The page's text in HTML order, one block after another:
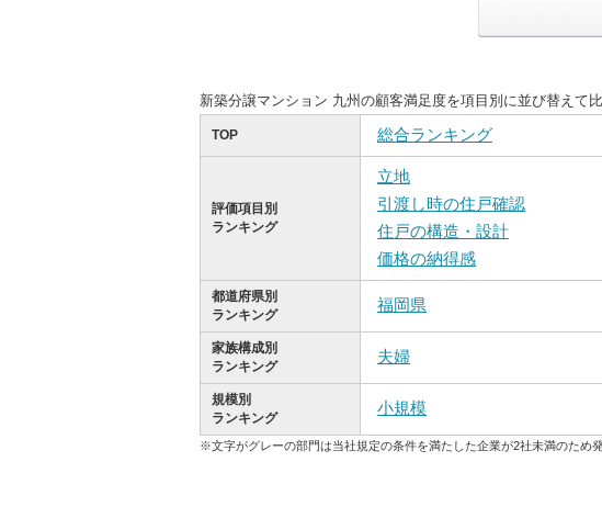
新築分譲マンション 九州の顧客満足度を項目別に並び替えて
TOP 総合ランキング
評価項目別
ランキング
立地
引渡し時の住戸確認
住戸の構造・設計
価格の納得感
都道府県別
ランキング
福岡県
家族構成別
ランキング
夫婦
規模別
ランキング
小規模
※文字がグレーの部門は当社規定の条件を満たした企業が2社未満のため